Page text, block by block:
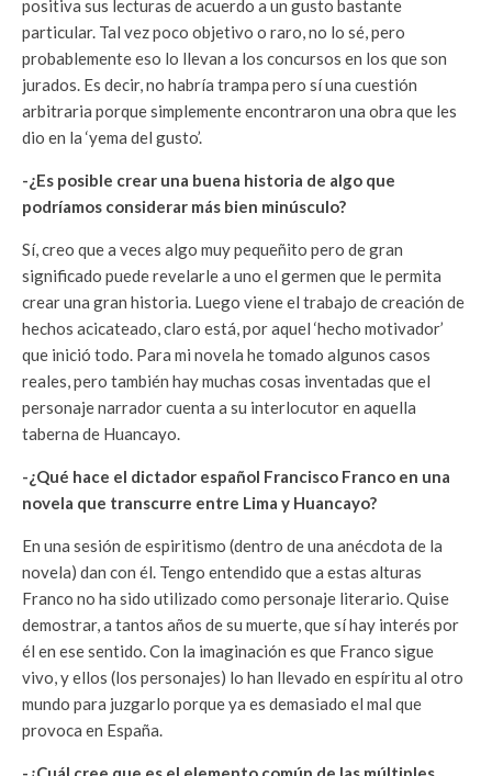
positiva sus lecturas de acuerdo a un gusto bastante
particular. Tal vez poco objetivo o raro, no lo sé, pero
probablemente eso lo llevan a los concursos en los que son
jurados. Es decir, no habría trampa pero sí una cuestión
arbitraria porque simplemente encontraron una obra que les
dio en la ‘yema del gusto’.
-¿Es posible crear una buena historia de algo que
podríamos considerar más bien minúsculo?
Sí, creo que a veces algo muy pequeñito pero de gran
significado puede revelarle a uno el germen que le permita
crear una gran historia. Luego viene el trabajo de creación de
hechos acicateado, claro está, por aquel ‘hecho motivador’
que inició todo. Para mi novela he tomado algunos casos
reales, pero también hay muchas cosas inventadas que el
personaje narrador cuenta a su interlocutor en aquella
taberna de Huancayo.
-¿Qué hace el dictador español Francisco Franco en una
novela que transcurre entre Lima y Huancayo?
En una sesión de espiritismo (dentro de una anécdota de la
novela) dan con él. Tengo entendido que a estas alturas
Franco no ha sido utilizado como personaje literario. Quise
demostrar, a tantos años de su muerte, que sí hay interés por
él en ese sentido. Con la imaginación es que Franco sigue
vivo, y ellos (los personajes) lo han llevado en espíritu al otro
mundo para juzgarlo porque ya es demasiado el mal que
provoca en España.